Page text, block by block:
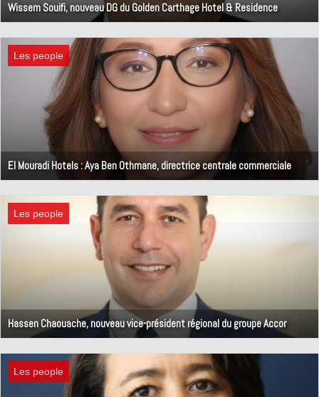
Wissem Souifi, nouveau DG du Golden Carthage Hotel & Residence
Les people
El Mouradi Hotels : Aya Ben Othmane, directrice centrale commerciale
Les people
Hassen Chaouache, nouveau vice-président régional du groupe Accor
Les people